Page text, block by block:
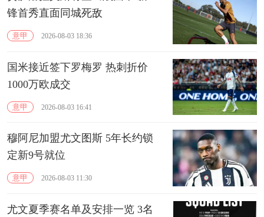
锋首秀直面同城死敌
意甲 2026-08-03 18:36
国米接近签下罗梅罗 热刺折价
1000万欧成交
意甲 2026-08-03 16:41
穆阿尼加盟尤文图斯 5年长约锁
定新9号就位
意甲 2026-08-03 11:30
尤文夏季赛名单及安排一览 3名